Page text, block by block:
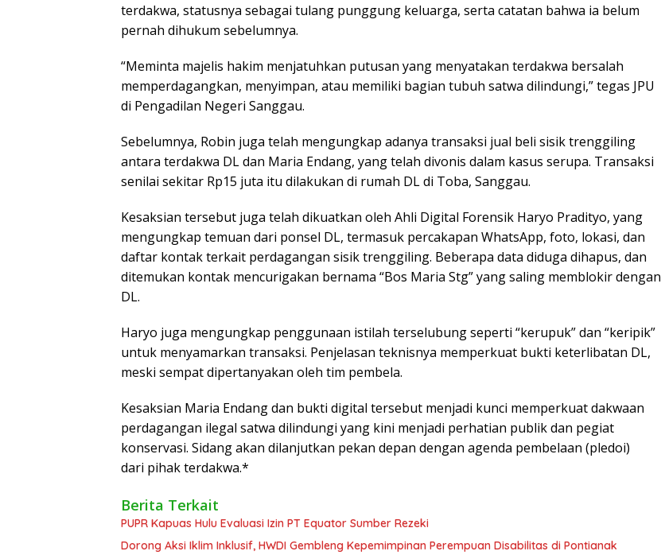
terdakwa, statusnya sebagai tulang punggung keluarga, serta catatan bahwa ia belum
pernah dihukum sebelumnya.
“Meminta majelis hakim menjatuhkan putusan yang menyatakan terdakwa bersalah
memperdagangkan, menyimpan, atau memiliki bagian tubuh satwa dilindungi,” tegas JPU
di Pengadilan Negeri Sanggau.
Sebelumnya, Robin juga telah mengungkap adanya transaksi jual beli sisik trenggiling
antara terdakwa DL dan Maria Endang, yang telah divonis dalam kasus serupa. Transaksi
senilai sekitar Rp15 juta itu dilakukan di rumah DL di Toba, Sanggau.
Kesaksian tersebut juga telah dikuatkan oleh Ahli Digital Forensik Haryo Pradityo, yang
mengungkap temuan dari ponsel DL, termasuk percakapan WhatsApp, foto, lokasi, dan
daftar kontak terkait perdagangan sisik trenggiling. Beberapa data diduga dihapus, dan
ditemukan kontak mencurigakan bernama “Bos Maria Stg” yang saling memblokir dengan
DL.
Haryo juga mengungkap penggunaan istilah terselubung seperti “kerupuk” dan “keripik”
untuk menyamarkan transaksi. Penjelasan teknisnya memperkuat bukti keterlibatan DL,
meski sempat dipertanyakan oleh tim pembela.
Kesaksian Maria Endang dan bukti digital tersebut menjadi kunci memperkuat dakwaan
perdagangan ilegal satwa dilindungi yang kini menjadi perhatian publik dan pegiat
konservasi. Sidang akan dilanjutkan pekan depan dengan agenda pembelaan (pledoi)
dari pihak terdakwa.*
Berita Terkait
PUPR Kapuas Hulu Evaluasi Izin PT Equator Sumber Rezeki
Dorong Aksi Iklim Inklusif, HWDI Gembleng Kepemimpinan Perempuan Disabilitas di Pontianak